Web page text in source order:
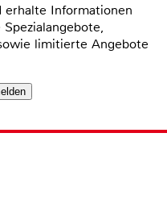
Informationen
limitierte Angebote